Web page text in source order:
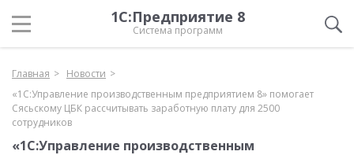
1С:Предприятие 8
Система программ
Главная
Новости
«1С:Управление производственным предприятием 8» помогает
Сясьскому ЦБК рассчитывать заработную плату для 2500
сотрудников
«1С:Управление производственным